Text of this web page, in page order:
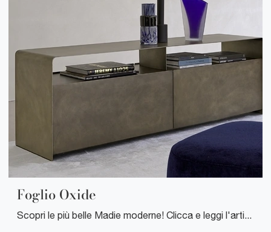
Foglio Oxide
Scopri le più belle Madie moderne! Clicca e leggi l'articolo: mobile soggiorno Foglio Oxide in laccato opaco, soluzione funzionale ed esteticamente ...